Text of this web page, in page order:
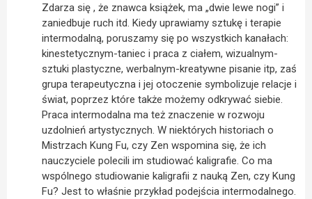
Zdarza się , że znawca książek, ma „dwie lewe nogi” i
zaniedbuje ruch itd. Kiedy uprawiamy sztukę i terapie
intermodalną, poruszamy się po wszystkich kanałach:
kinestetycznym-taniec i praca z ciałem, wizualnym-
sztuki plastyczne, werbalnym-kreatywne pisanie itp, zaś
grupa terapeutyczna i jej otoczenie symbolizuje relacje i
świat, poprzez które także możemy odkrywać siebie.
Praca intermodalna ma też znaczenie w rozwoju
uzdolnień artystycznych. W niektórych historiach o
Mistrzach Kung Fu, czy Zen wspomina się, że ich
nauczyciele polecili im studiować kaligrafie. Co ma
wspólnego studiowanie kaligrafii z nauką Zen, czy Kung
Fu? Jest to właśnie przykład podejścia intermodalnego.